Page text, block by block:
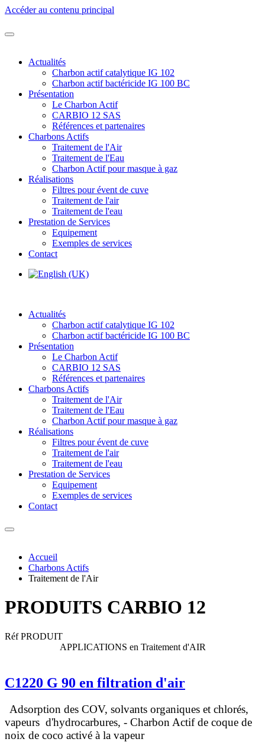
Accéder au contenu principal
Actualités
Charbon actif catalytique IG 102
Charbon actif bactéricide IG 100 BC
Présentation
Le Charbon Actif
CARBIO 12 SAS
Références et partenaires
Charbons Actifs
Traitement de l'Air
Traitement de l'Eau
Charbon Actif pour masque à gaz
Réalisations
Filtres pour évent de cuve
Traitement de l'air
Traitement de l'eau
Prestation de Services
Equipement
Exemples de services
Contact
Actualités
Charbon actif catalytique IG 102
Charbon actif bactéricide IG 100 BC
Présentation
Le Charbon Actif
CARBIO 12 SAS
Références et partenaires
Charbons Actifs
Traitement de l'Air
Traitement de l'Eau
Charbon Actif pour masque à gaz
Réalisations
Filtres pour évent de cuve
Traitement de l'air
Traitement de l'eau
Prestation de Services
Equipement
Exemples de services
Contact
Accueil
Charbons Actifs
Traitement de l'Air
PRODUITS CARBIO 12
Réf PRODUIT
APPLICATIONS en Traitement d'AIR
C1220 G 90 en filtration d'air
Adsorption des COV, solvants organiques et chlorés,
vapeurs d'hydrocarbures, - Charbon Actif de coque de
noix de coco activé à la vapeur